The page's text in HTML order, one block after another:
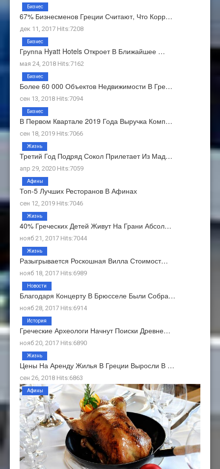
67% Бизнесменов Греции Считают, Что Корр…
дек 11, 2017 Hits:7208
Бизнес
Группа Hyatt Hotels Откроет В Ближайшее …
мая 24, 2018 Hits:7162
Бизнес
Более 60 000 Объектов Недвижимости В Гре…
сен 13, 2018 Hits:7094
Бизнес
В Первом Квартале 2019 Года Выручка Комп…
сен 18, 2019 Hits:7066
Бизнес
Третий Год Подряд Сокол Прилетает Из Мад…
апр 29, 2020 Hits:7059
Жизнь
Топ-5 Лучших Ресторанов В Афинах
сен 12, 2019 Hits:7046
Афины
40% Греческих Детей Живут На Грани Абсол…
нояб 21, 2017 Hits:7044
Жизнь
Разыгрывается Роскошная Вилла Стоимост…
нояб 18, 2017 Hits:6989
Жизнь
Благодаря Концерту В Брюсселе Были Собра…
нояб 28, 2017 Hits:6914
Новости
Греческие Археологи Начнут Поиски Древне…
нояб 20, 2017 Hits:6890
История
Цены На Аренду Жилья В Греции Выросли В …
сен 26, 2018 Hits:6863
Жизнь
Афины